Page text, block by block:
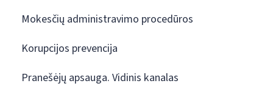
Mokesčių administravimo procedūros
Korupcijos prevencija
Pranešėjų apsauga. Vidinis kanalas